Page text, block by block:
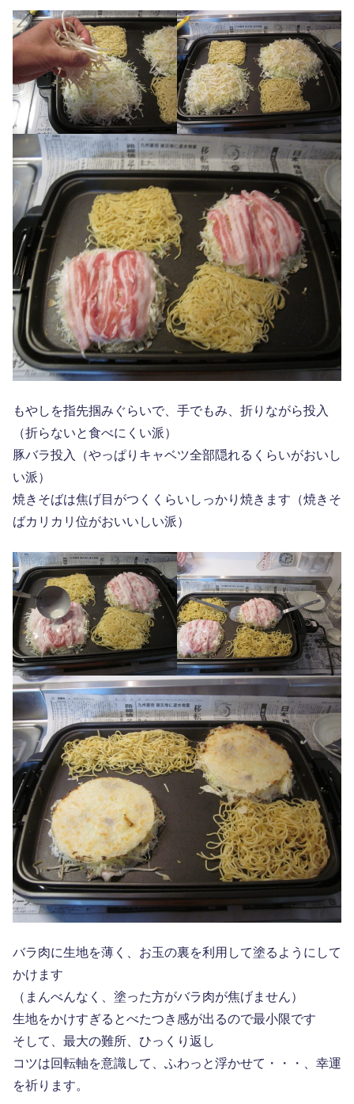
もやしを指先掴みぐらいで、手でもみ、折りながら投入
（折らないと食べにくい派）
豚バラ投入（やっぱりキャベツ全部隠れるくらいがおいし
い派）
焼きそばは焦げ目がつくくらいしっかり焼きます（焼きそ
ばカリカリ位がおいいしい派）
バラ肉に生地を薄く、お玉の裏を利用して塗るようにして
かけます
（まんべんなく、塗った方がバラ肉が焦げません）
生地をかけすぎるとべたつき感が出るので最小限です
そして、最大の難所、ひっくり返し
コツは回転軸を意識して、ふわっと浮かせて・・・、幸運
を祈ります。